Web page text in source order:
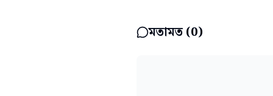
মতামত (0)